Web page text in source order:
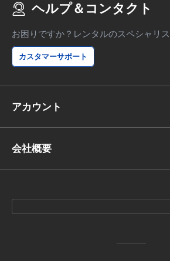
ヘルプ＆コンタクト
お困りですか？レンタルのスペシャリス
カスタマーサポート
アカウント
会社概要